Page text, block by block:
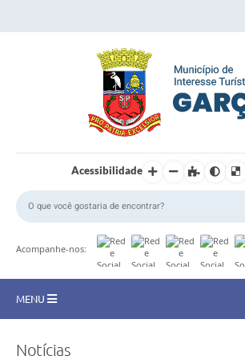
Acessibilidade
Acompanhe-nos:
MENU
CIDADE
Notícias